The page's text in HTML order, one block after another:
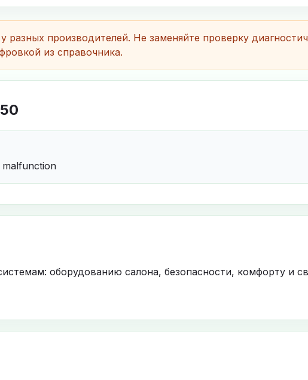
разных производителей. Не заменяйте проверку
из справочника.
оборудованию салона, безопасности, комфорту и